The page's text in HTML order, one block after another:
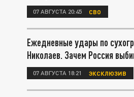
07 АВГУСТА 20:45 СВО
Ежедневные удары по
Николаев. Зачем Россия
07 АВГУСТА 18:21 ЭКСКЛЮЗИВ